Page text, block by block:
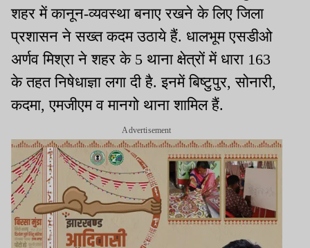
शहर में कानून-व्यवस्था बनाए रखने के लिए जिला
प्रशासन ने सख्त कदम उठाये हैं. धालभूम एसडीओ
अर्णव मिश्रा ने शहर के 5 थाना क्षेत्रों में धारा 163
के तहत निषेधाज्ञा लगा दी है. इनमें बिष्टुपुर, सोनारी,
कदमा, एमजीएम व मानगो थाना शामिल हैं.
Advertisement